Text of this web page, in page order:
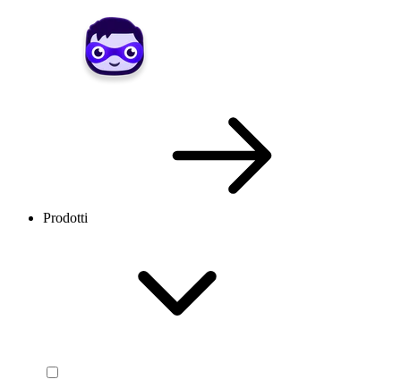
Prodotti